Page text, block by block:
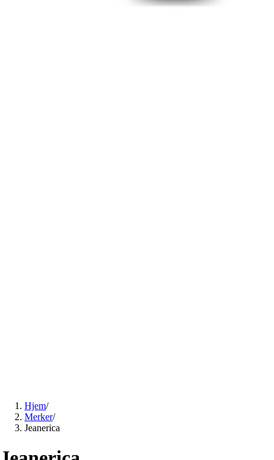
Hjem/
Merker/
Jeanerica